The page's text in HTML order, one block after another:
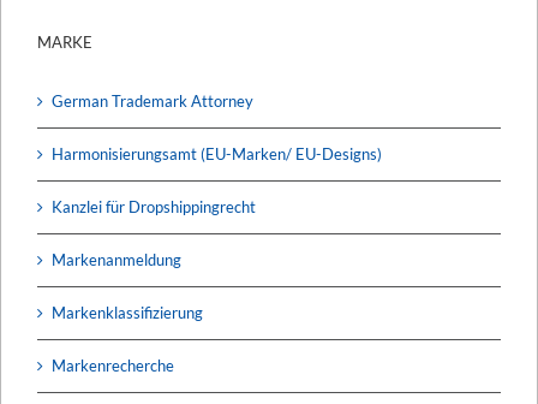
MARKE
German Trademark Attorney
Harmonisierungsamt (EU-Marken/ EU-Designs)
Kanzlei für Dropshippingrecht
Markenanmeldung
Markenklassifizierung
Markenrecherche